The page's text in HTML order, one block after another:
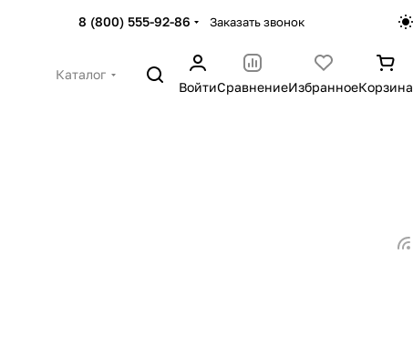
8 (800) 555-92-86 Заказать звонок
Каталог
ВойтиСравнениеИзбранноеКорзина